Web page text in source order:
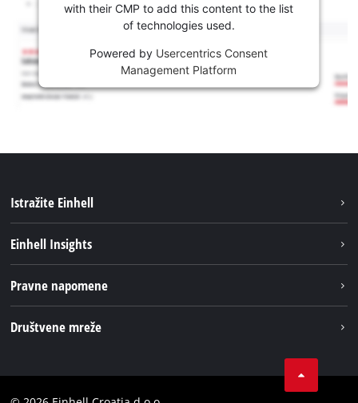
with their CMP to add this content to the list
of technologies used.
Powered by Usercentrics Consent
Management Platform
Istražite Einhell
Einhell Insights
Karijera
Obavijest za kupce
Pravne napomene
Sukladnost
Društvene mreže